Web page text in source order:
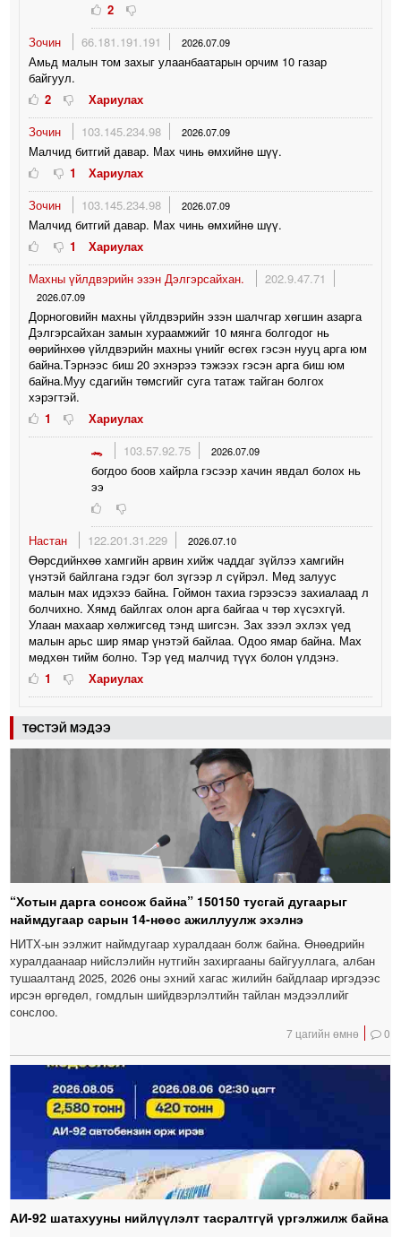
2
Зочин
66.181.191.191 2026.07.09
Амьд малын том захыг улаанбаатарын орчим 10 газар
байгуул.
2
Хариулах
Зочин
103.145.234.98 2026.07.09
Малчид битгий давар. Мах чинь өмхийнө шүү.
1
Хариулах
Зочин
103.145.234.98 2026.07.09
Малчид битгий давар. Мах чинь өмхийнө шүү.
1
Хариулах
Махны үйлдвэрийн эзэн Дэлгэрсайхан.
202.9.47.71
2026.07.09
Дорноговийн махны үйлдвэрийн эзэн шалчгар хөгшин азарга
Дэлгэрсайхан замын хураамжийг 10 мянга болгодог нь
өөрийнхөө үйлдвэрийн махны үнийг өсгөх гэсэн нууц арга юм
байна.Тэрнээс биш 20 эхнэрээ тэжээх гэсэн арга биш юм
байна.Муу сдагийн төмсгийг суга татаж тайган болгох
хэрэгтэй.
1
Хариулах
🐊
103.57.92.75 2026.07.09
богдоо боов хайрла гэсээр хачин явдал болох нь
ээ
Настан 122.201.31.229 2026.07.10
Өөрсдийнхөө хамгийн арвин хийж чаддаг зүйлээ хамгийн
үнэтэй байлгана гэдэг бол зүгээр л сүйрэл. Мөд залуус
малын мах идэхээ байна. Гоймон тахиа гэрээсээ захиалаад л
болчихно. Хямд байлгах олон арга байгаа ч төр хүсэхгүй.
Улаан махаар хөлжигсөд тэнд шигсэн. Зах зээл эхлэх үед
малын арьс шир ямар үнэтэй байлаа. Одоо ямар байна. Мах
мөдхөн тийм болно. Тэр үед малчид түүх болон үлдэнэ.
1
Хариулах
ТӨСТЭЙ МЭДЭЭ
“Хотын дарга сонсож байна” 150150 тусгай дугаарыг
наймдугаар сарын 14-нөөс ажиллуулж эхэлнэ
НИТХ-ын ээлжит наймдугаар хуралдаан болж байна. Өнөөдрийн
хуралдаанаар нийслэлийн нутгийн захиргааны байгууллага, албан
тушаалтанд 2025, 2026 оны эхний хагас жилийн байдлаар иргэдээс
ирсэн өргөдөл, гомдлын шийдвэрлэлтийн тайлан мэдээллийг
сонслоо.
7 цагийн өмнө 0
АИ-92 шатахууны нийлүүлэлт тасралтгүй үргэлжилж байна